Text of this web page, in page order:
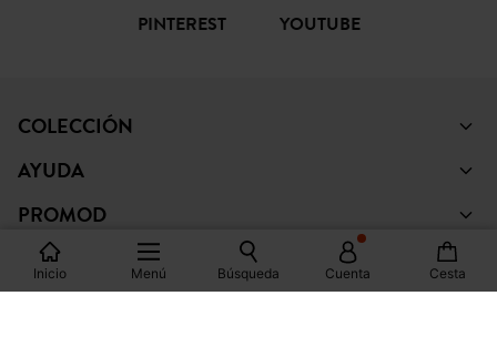
Inicio Menú Búsqueda Cuenta Cesta
PINTEREST YOUTUBE
COLECCIÓN
AYUDA
PROMOD
LEGAL